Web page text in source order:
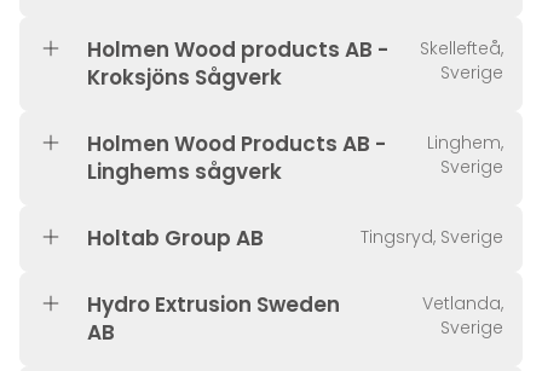
Holmen Wood products AB -
Kroksjöns Sågverk
Skellefteå,
Sverige
Holmen Wood Products AB -
Linghems sågverk
Linghem,
Sverige
Holtab Group AB Tingsryd, Sverige
Hydro Extrusion Sweden
AB
Vetlanda,
Sverige